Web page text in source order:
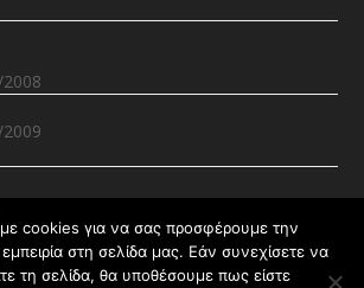
cookies για να σας προσφέρουμε την
στη σελίδα μας. Εάν συνεχίσετε να
τη σελίδα, θα υποθέσουμε πως είστε